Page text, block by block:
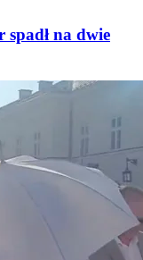
na dwie